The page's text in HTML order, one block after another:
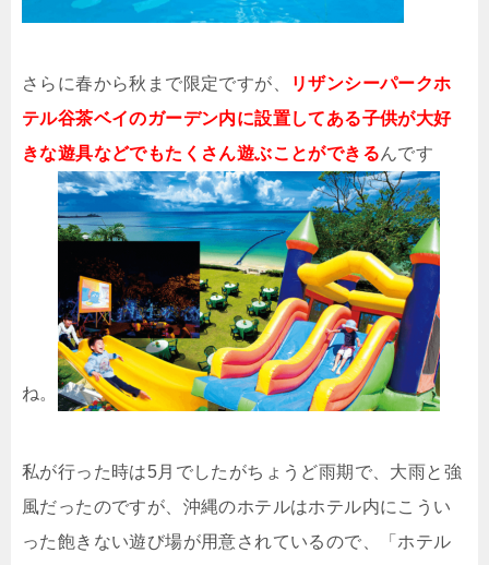
さらに春から秋まで限定ですが、
リザンシーパークホ
テル谷茶ベイのガーデン内に設置してある子供が大好
きな遊具などでもたくさん遊ぶことができるんです
ね。
私が行った時は5月でしたがちょうど雨期で、大雨と強
風だったのですが、沖縄のホテルはホテル内にこうい
った飽きない遊び場が用意されているので、「ホテル